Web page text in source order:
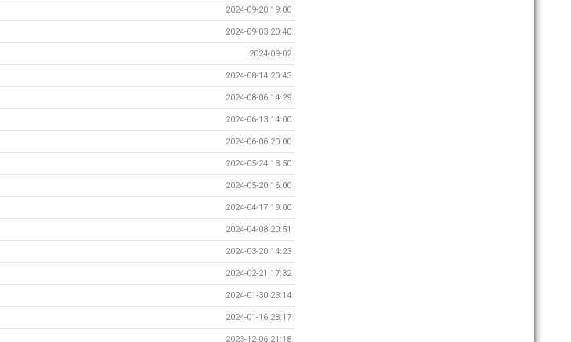
2024-09-20 19:00
2024-09-03 20:40
2024-09-02
2024-08-14 20:43
2024-08-06 14:29
2024-06-13 14:00
2024-06-06 20:00
2024-05-24 13:50
2024-05-20 16:00
2024-04-17 19:00
2024-04-08 20:51
2024-03-20 14:23
2024-02-21 17:32
2024-01-30 23:14
2024-01-16 23:17
2023-12-06 21:18